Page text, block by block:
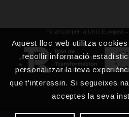
Finançat per la Unió Europea
Aquest lloc web utilitza
recollir informació
personalitzar la teva
que t'interessin. Si segueixes
acceptes la seva